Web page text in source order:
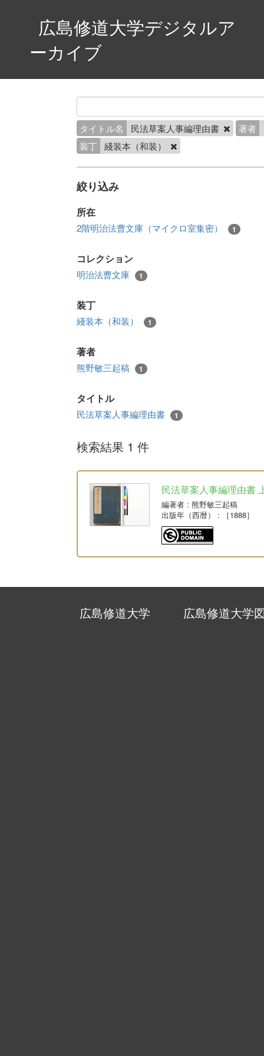
広島修道大学デジタルア
ーカイブ
タイトル名 民法草案人事編理由書 著者
装丁 綫装本（和装）
絞り込み
所在
2階明治法曹文庫（マイクロ室集密） 1
コレクション
明治法曹文庫 1
装丁
綫装本（和装） 1
著者
熊野敏三起稿 1
タイトル
民法草案人事編理由書 1
検索結果 1 件
民法草案人事編理由書
編著者 : 熊野敏三起稿
出版年（西暦）
: ［1888］
広島修道大学 広島修道大学